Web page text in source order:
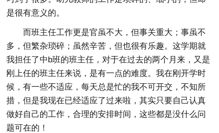
是很有意义的。
而班主任工作更是官虽不大，但事关重大；事虽不
多，但繁杂琐碎；虽然辛苦，但也很有乐趣。这学期就
我担任了中b班的班主任，对于在过去的两个月来，又是
刚上任的班主任来说，是有一点的难度。我在刚开学时
候，有一些不适应，每天总是忙的我不可开交，不知所
措，但是我现在已经适应了过来啦，其实只要自己认真
做好自己的工作，合理的安排时间，这些都是没什么问
题可在的！